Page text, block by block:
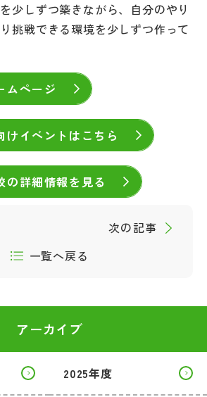
少しずつ築きながら、自分のやり
挑戦できる環境を少しずつ作って
ムページ
けイベントはこちら
の詳細情報を見る
一覧へ戻る
次の記事
アーカイブ
2025年度